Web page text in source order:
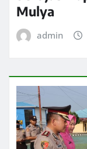
Mulya
admin